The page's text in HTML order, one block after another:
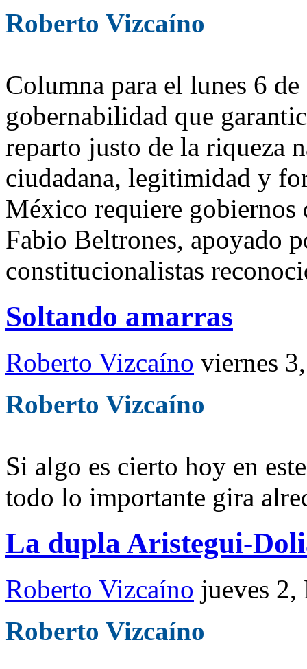
Roberto Vizcaíno
Columna para el lunes 6
gobernabilidad que
reparto justo de la riqueza
ciudadana, legitimidad y
México requiere
Fabio Beltrones, apoyado
constitucionalistas
Soltando amarras
Roberto Vizcaíno viernes
Roberto Vizcaíno
Si algo es cierto hoy en
todo lo importante gira
La dupla Aristegui-
Roberto Vizcaíno jueves 2,
Roberto Vizcaíno